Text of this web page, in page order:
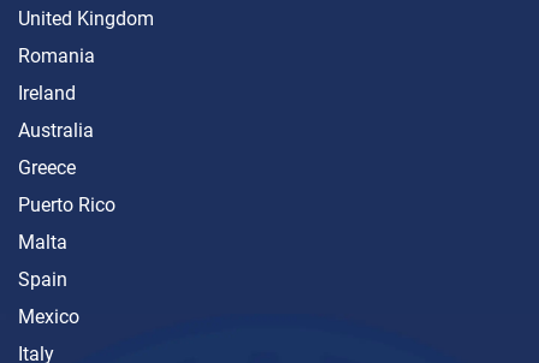
United Kingdom
Romania
Ireland
Australia
Greece
Puerto Rico
Malta
Spain
Mexico
Italy